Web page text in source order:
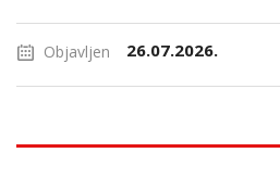
Objavljen 26.07.2026.